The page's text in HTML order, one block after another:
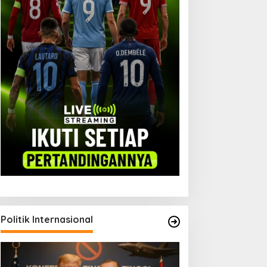
Parlemen: Jalan
Ekspor Garut
Timnas Indonesia dan
Kutukan Piala AFF
Politik Internasional